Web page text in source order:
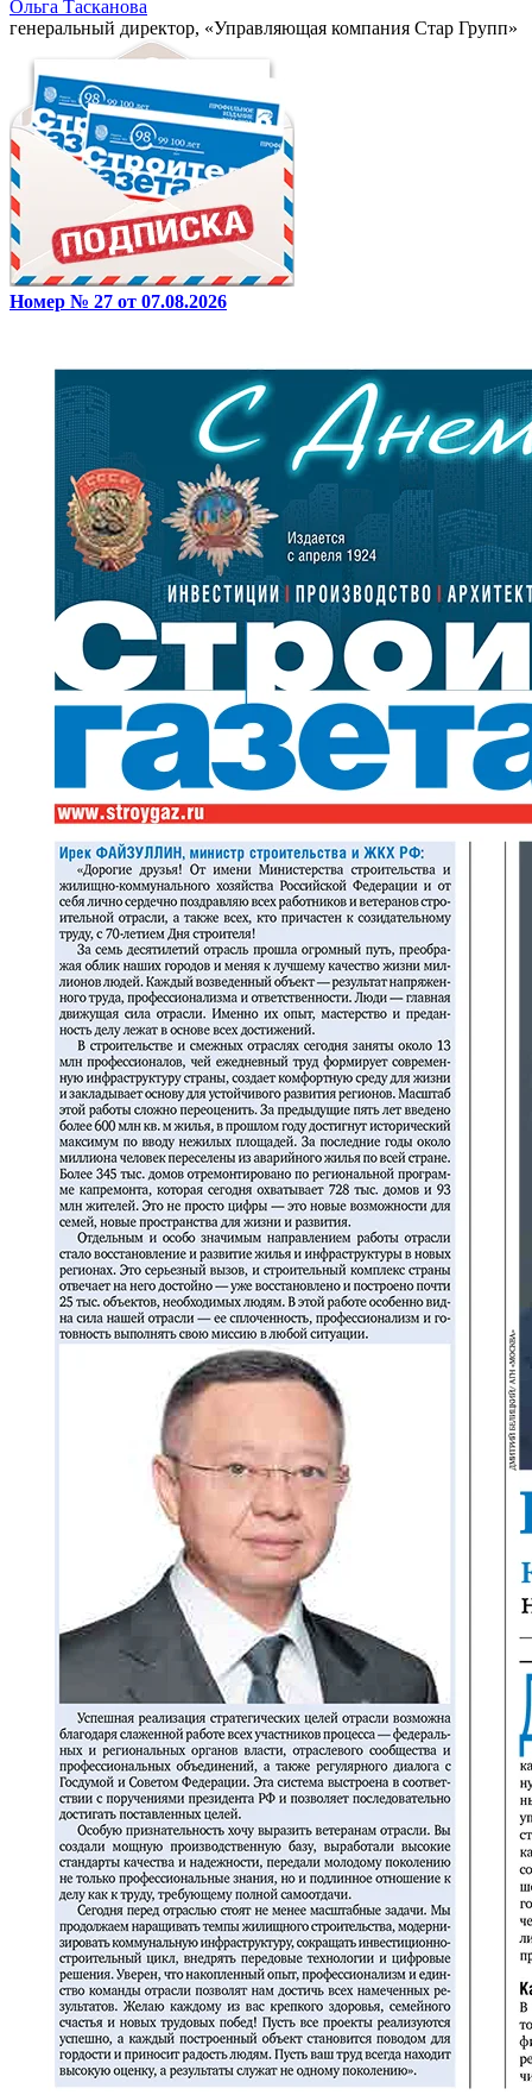
Ольга Тасканова
генеральный директор, «Управляющая компания Стар Групп»
Номер № 27 от 07.08.2026